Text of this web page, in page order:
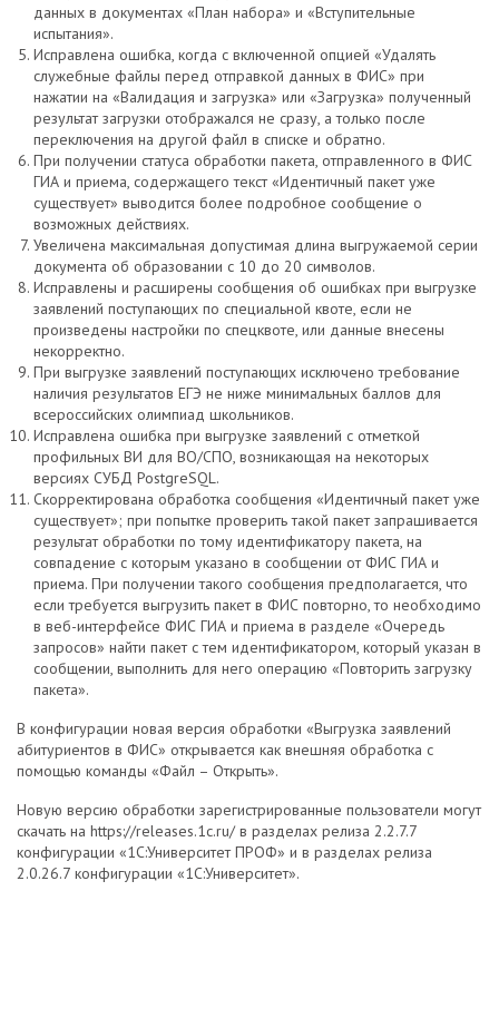
данных в документах «План набора» и «Вступительные
испытания».
Исправлена ошибка, когда с включенной опцией «Удалять
служебные файлы перед отправкой данных в ФИС» при
нажатии на «Валидация и загрузка» или «Загрузка» полученный
результат загрузки отображался не сразу, а только после
переключения на другой файл в списке и обратно.
При получении статуса обработки пакета, отправленного в ФИС
ГИА и приема, содержащего текст «Идентичный пакет уже
существует» выводится более подробное сообщение о
возможных действиях.
Увеличена максимальная допустимая длина выгружаемой серии
документа об образовании с 10 до 20 символов.
Исправлены и расширены сообщения об ошибках при выгрузке
заявлений поступающих по специальной квоте, если не
произведены настройки по спецквоте, или данные внесены
некорректно.
При выгрузке заявлений поступающих исключено требование
наличия результатов ЕГЭ не ниже минимальных баллов для
всероссийских олимпиад школьников.
Исправлена ошибка при выгрузке заявлений с отметкой
профильных ВИ для ВО/СПО, возникающая на некоторых
версиях СУБД PostgreSQL.
Скорректирована обработка сообщения «Идентичный пакет уже
существует»; при попытке проверить такой пакет запрашивается
результат обработки по тому идентификатору пакета, на
совпадение с которым указано в сообщении от ФИС ГИА и
приема. При получении такого сообщения предполагается, что
если требуется выгрузить пакет в ФИС повторно, то необходимо
в веб-интерфейсе ФИС ГИА и приема в разделе «Очередь
запросов» найти пакет с тем идентификатором, который указан в
сообщении, выполнить для него операцию «Повторить загрузку
пакета».
В конфигурации новая версия обработки «Выгрузка заявлений
абитуриентов в ФИС» открывается как внешняя обработка с
помощью команды «Файл – Открыть».
Новую версию обработки зарегистрированные пользователи могут
скачать на https://releases.1c.ru/ в разделах релиза 2.2.7.7
конфигурации «1С:Университет ПРОФ» и в разделах релиза
2.0.26.7 конфигурации «1С:Университет».